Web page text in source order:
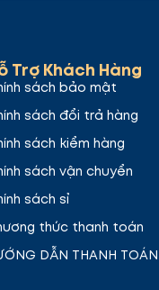
Trợ Khách Hàng
sách bảo mật
sách đổi trả hàng
sách kiểm hàng
sách vận chuyển
sách sỉ
thức thanh toán
DẪN THANH